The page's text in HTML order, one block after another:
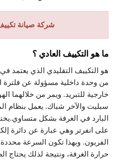
شركة صيانة
ما هو التكييف العادي ؟
هو التكييف التقليدي الذي يعتمد
من وحدة داخلية مسؤولة عن فلترة
خارجية للتبريد. ويمر من خلالهما
سبليت والآخر شباك. يعمل بنظام
البارد في الغرفة بشكل
على انفرتر وهي عبارة عن دائرة
الفريون. وبهذا تكون السرعة محددة
حرارة الغرفة، ونتيجة لذلك